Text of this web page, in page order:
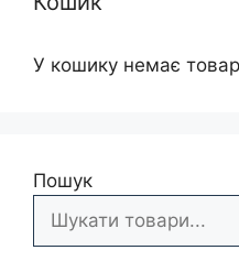
У кошику немає
Пошук